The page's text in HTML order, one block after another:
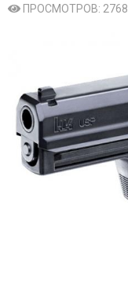
ПРОСМОТРОВ: 2768